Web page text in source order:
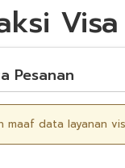
Visa
Pesanan
maaf data layanan